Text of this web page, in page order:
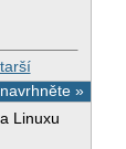
navrhněte »
Linuxu